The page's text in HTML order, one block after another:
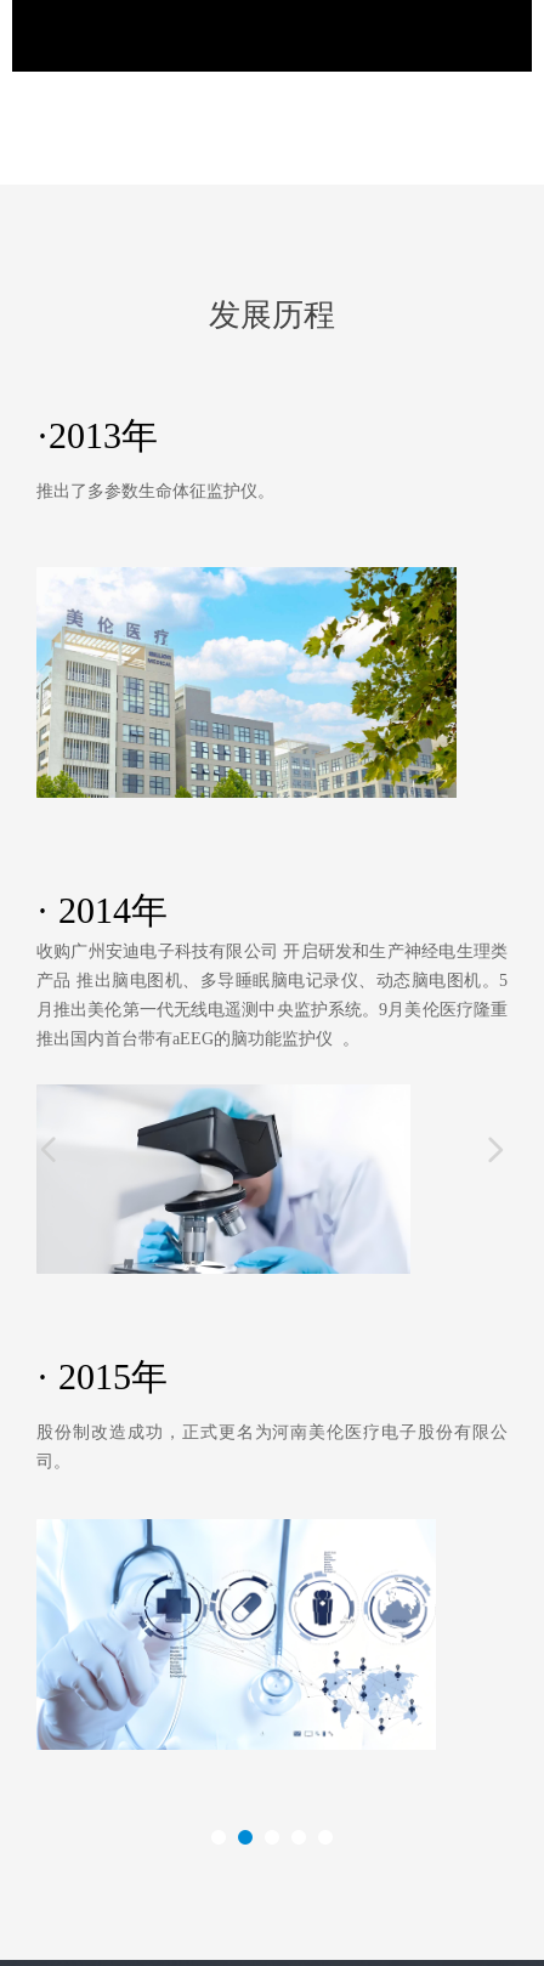
·2013年
推出了多参数生命体征监护仪。
· 2014年
收购广州安迪电子科技有限公司 开启研发和生产神经电生理类
产品 推出脑电图机、多导睡眠脑电记录仪、动态脑电图机。5
月推出美伦第一代无线电遥测中央监护系统。9月美伦医疗隆重
推出国内首台带有aEEG的脑功能监护仪 。
· 2015年
股份制改造成功，正式更名为河南美伦医疗电子股份有限公
司。
넳 넲
发展历程